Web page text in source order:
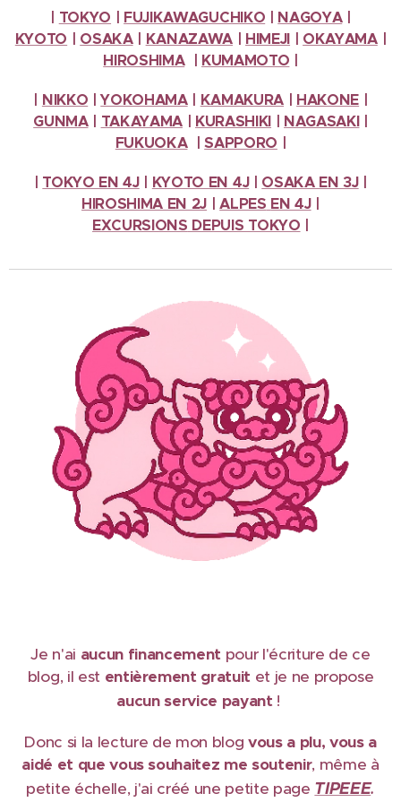
TOKYO FUJIKAWAGUCHIKO NAGOYA|
KYOTO
OSAKA| KANAZAWA HIMEJI OKAYAMA|
HIROSHIMA| KUMAMOTO
NIKKO |YOKOHAMA| KAMAKURA HAKONE
GUNMA| TAKAYAMA| KURASHIKI NAGASAKI|
FUKUOKA|SAPPORO
TOKYO EN 4J KYOTO EN 4J OSAKA EN 3J
HIROSHIMA EN 2J
|ALPES EN 4J
EXCURSIONS DEPUIS TOKYO
Je n'ai aucun financement pour l'écriture de ce
blog, il est entièrement gratuit et je ne propose
aucun service payant !
Donc si la lecture de mon blogvous a plu, vous a
aidé et que vous souhaitez me soutenir, même à
petite échelle, j'ai créé une petite page TIPEEE.